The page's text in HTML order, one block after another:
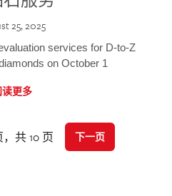
25, 2025
services for D-to-Z
on October 1
读更多
，共 10 页 下一页